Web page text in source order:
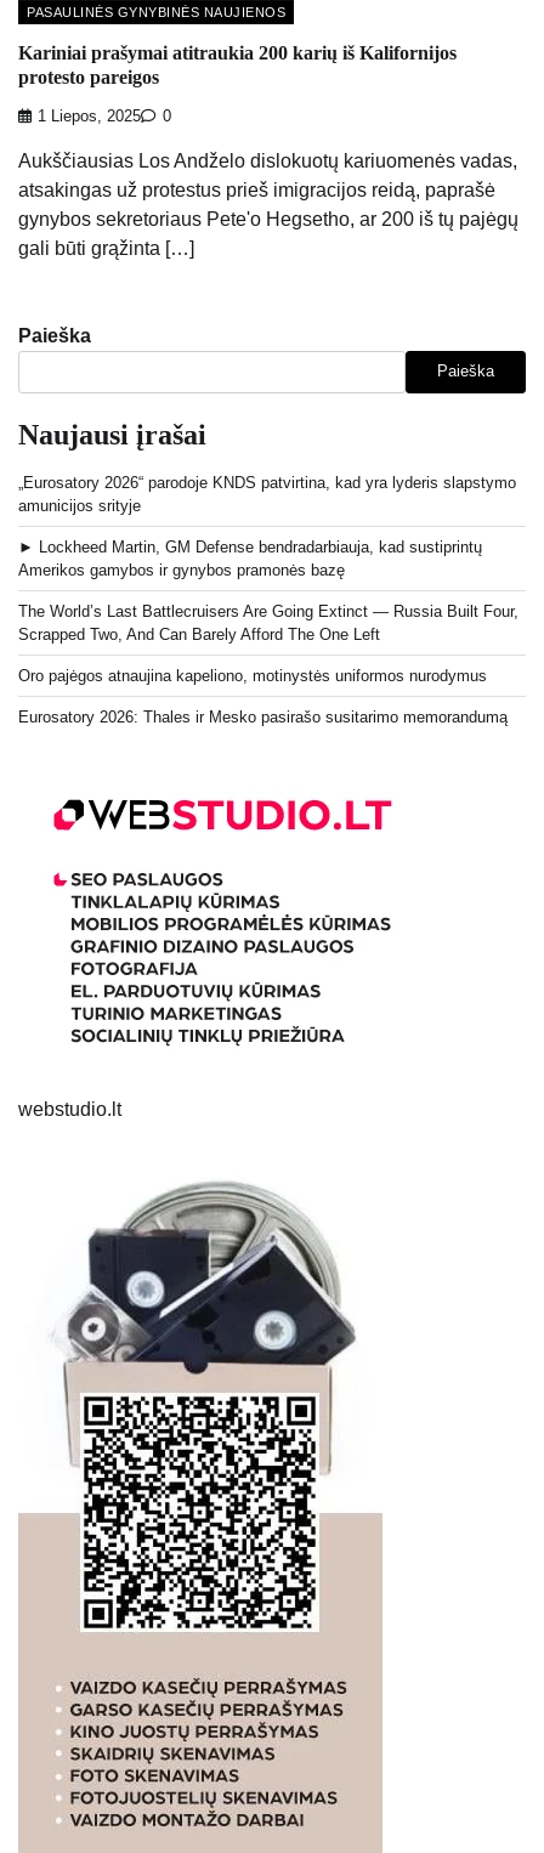
PASAULINĖS GYNYBINĖS NAUJIENOS
Kariniai prašymai atitraukia 200 karių iš Kalifornijos
protesto pareigos
1 Liepos, 2025 0
Aukščiausias Los Andželo dislokuotų kariuomenės vadas,
atsakingas už protestus prieš imigracijos reidą, paprašė
gynybos sekretoriaus Pete'o Hegsetho, ar 200 iš tų pajėgų
gali būti grąžinta […]
Paieška
Paieška
Naujausi įrašai
„Eurosatory 2026“ parodoje KNDS patvirtina, kad yra lyderis slapstymo
amunicijos srityje
► Lockheed Martin, GM Defense bendradarbiauja, kad sustiprintų
Amerikos gamybos ir gynybos pramonės bazę
The World’s Last Battlecruisers Are Going Extinct — Russia Built Four,
Scrapped Two, And Can Barely Afford The One Left
Oro pajėgos atnaujina kapeliono, motinystės uniformos nurodymus
Eurosatory 2026: Thales ir Mesko pasirašo susitarimo memorandumą
webstudio.lt